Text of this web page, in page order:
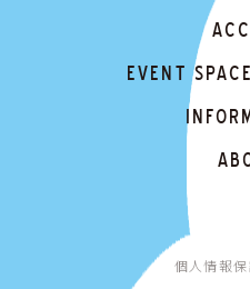
EVENT
個人情報